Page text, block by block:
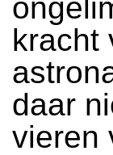
kracht
daar
vieren